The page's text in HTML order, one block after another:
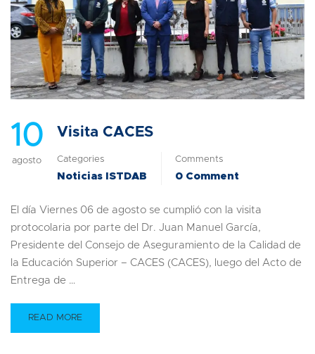
10
agosto
Visita CACES
Categories
Noticias ISTDAB
Comments
0 Comment
El día Viernes 06 de agosto se cumplió con la visita
protocolaria por parte del Dr. Juan Manuel García,
Presidente del Consejo de Aseguramiento de la Calidad de
la Educación Superior – CACES (CACES), luego del Acto de
Entrega de …
READ MORE